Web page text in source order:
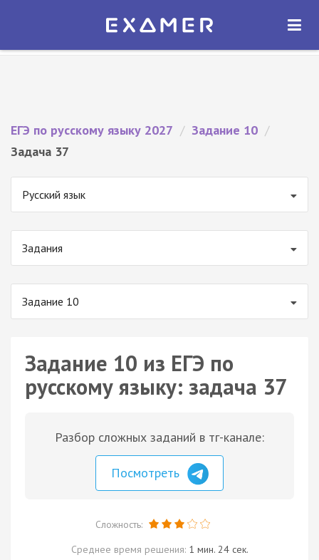
Экзамер — ЕГЭ 2027
ОТКРЫТЬ
ЕГЭ по русскому языку 2027 / Задание 10 /
Задача 37
Русский язык
Задания
Задание 10
Задание 10 из ЕГЭ по
русскому языку: задача 37
Разбор сложных заданий в тг-канале:
Посмотреть
Сложность:
Среднее время решения: 1 мин. 24 сек.